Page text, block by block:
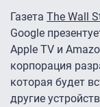
Газета The Wall
Google
Apple TV и
корпорация
которая будет
другие